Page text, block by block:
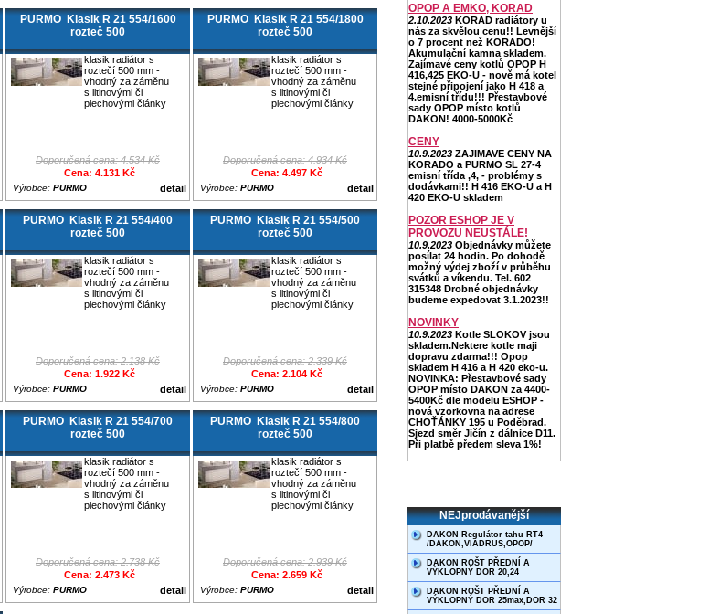
PURMO Klasik R 21 554/1600
rozteč 500
klasik radiátor s
roztečí 500 mm -
vhodný za záměnu
s litinovými či
plechovými články
Doporučená cena: 4.534 Kč
Cena: 4.131 Kč
detail
Výrobce: PURMO
PURMO Klasik R 21 554/1800
rozteč 500
klasik radiátor s
roztečí 500 mm -
vhodný za záměnu
s litinovými či
plechovými články
Doporučená cena: 4.934 Kč
Cena: 4.497 Kč
detail
Výrobce: PURMO
PURMO Klasik R 21 554/400
rozteč 500
klasik radiátor s
roztečí 500 mm -
vhodný za záměnu
s litinovými či
plechovými články
Doporučená cena: 2.138 Kč
Cena: 1.922 Kč
detail
Výrobce: PURMO
PURMO Klasik R 21 554/500
rozteč 500
klasik radiátor s
roztečí 500 mm -
vhodný za záměnu
s litinovými či
plechovými články
Doporučená cena: 2.339 Kč
Cena: 2.104 Kč
detail
Výrobce: PURMO
PURMO Klasik R 21 554/700
rozteč 500
klasik radiátor s
roztečí 500 mm -
vhodný za záměnu
s litinovými či
plechovými články
Doporučená cena: 2.738 Kč
Cena: 2.473 Kč
detail
Výrobce: PURMO
PURMO Klasik R 21 554/800
rozteč 500
klasik radiátor s
roztečí 500 mm -
vhodný za záměnu
s litinovými či
plechovými články
Doporučená cena: 2.939 Kč
Cena: 2.659 Kč
detail
Výrobce: PURMO
OPOP A EMKO, KORAD
2.10.2023 KORAD radiátory u
nás za skvělou cenu!! Levnější
o 7 procent než KORADO!
Akumulační kamna skladem.
Zajímavé ceny kotlů OPOP H
416,425 EKO-U - nově má kotel
stejné připojení jako H 418 a
4.emisní třídu!!! Přestavbové
sady OPOP místo kotlů
DAKON! 4000-5000Kč
CENY
10.9.2023 ZAJIMAVE CENY NA
KORADO a PURMO SL 27-4
emisní třída ,4, - problémy s
dodávkami!! H 416 EKO-U a H
420 EKO-U skladem
POZOR ESHOP JE V
PROVOZU NEUSTÁLE!
10.9.2023 Objednávky můžete
posílat 24 hodin. Po dohodě
možný výdej zboží v průběhu
svátků a víkendu. Tel. 602
315348 Drobné objednávky
budeme expedovat 3.1.2023!!
NOVINKY
10.9.2023 Kotle SLOKOV jsou
skladem.Nektere kotle maji
dopravu zdarma!!! Opop
skladem H 416 a H 420 eko-u.
NOVINKA: Přestavbové sady
OPOP místo DAKON za 4400-
5400Kč dle modelu ESHOP -
nová vzorkovna na adrese
CHOŤÁNKY 195 u Poděbrad.
Sjezd směr Jičín z dálnice D11.
Při platbě předem sleva 1%!
NEJprodávanější
DAKON Regulátor tahu RT4
/DAKON,VIADRUS,OPOP/
DAKON ROŠT PŘEDNÍ A
VÝKLOPNÝ DOR 20,24
DAKON ROŠT PŘEDNÍ A
VÝKLOPNÝ DOR 25max,DOR 32